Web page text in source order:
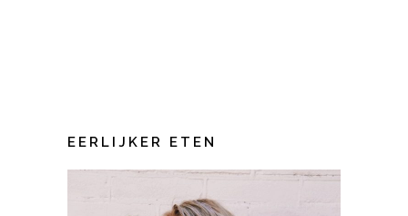
EERLIJKER ETEN